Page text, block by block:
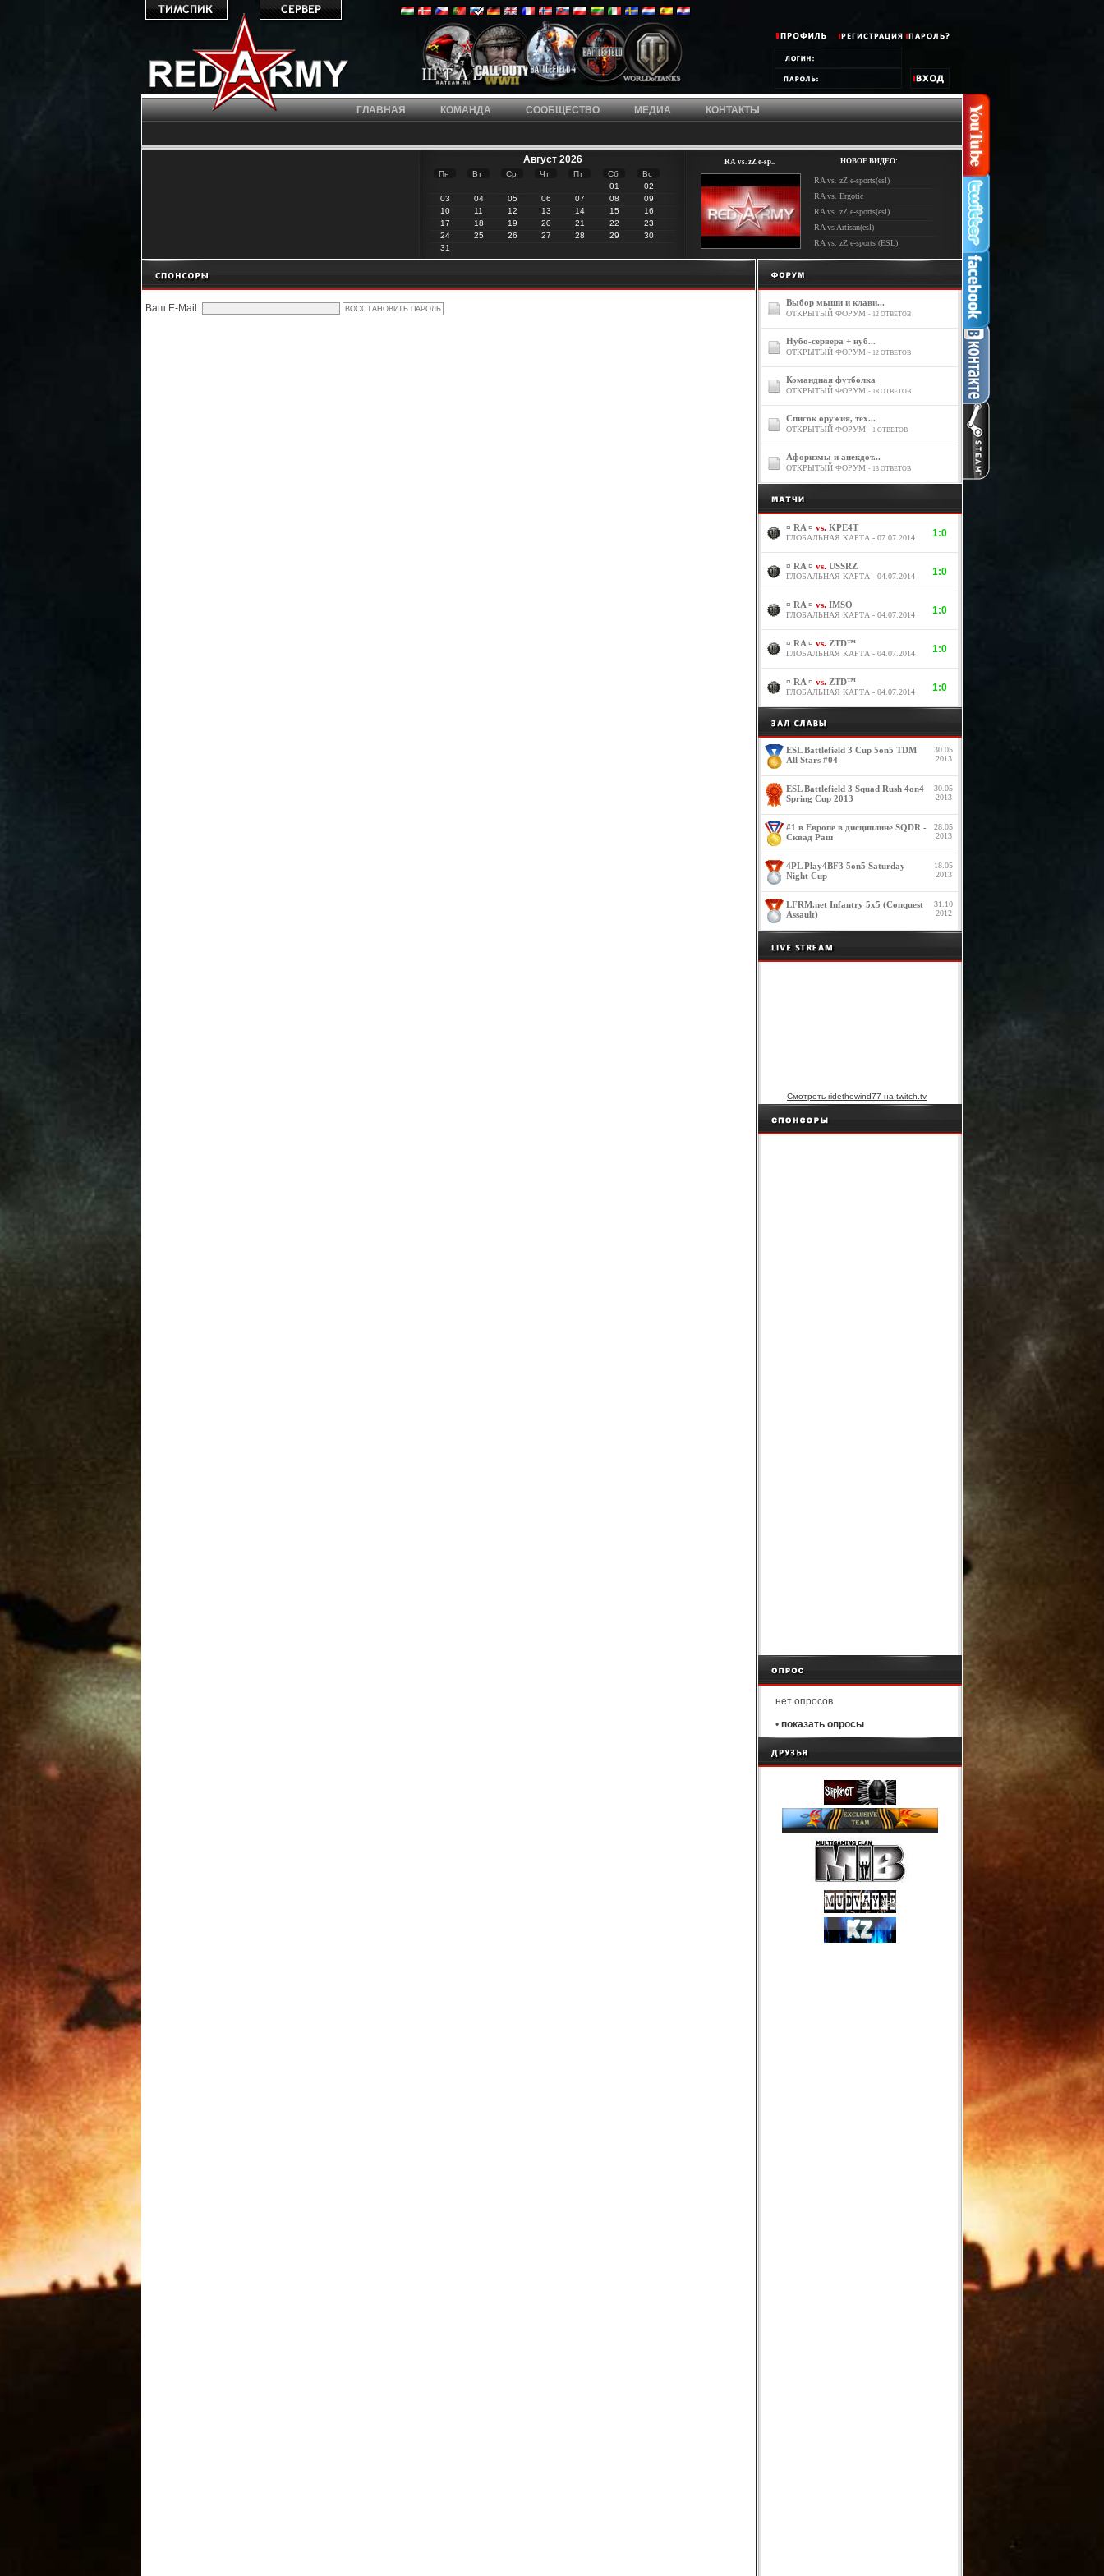
ГЛАВНАЯ КОМАНДА СООБЩЕСТВО МЕДИА КОНТАКТЫ
Август 2026
Пн Вт Ср Чт Пт Сб
Вс
01
02
03
04 05 06 07 08
09
10
11 12 13 14 15
16
17
18 19 20 21 22
23
24
25 26 27 28 29
30
31
RA vs. zZ e-sp.. НОВОЕ ВИДЕО:
RA vs. zZ e-sports(esl)
RA vs. Ergotic
RA vs. zZ e-sports(esl)
RA vs Artisan(esl)
RA vs. zZ e-sports (ESL)
Ваш E-Mail: Выбор мыши и клави...
ОТКРЫТЫЙ ФОРУМ - 12 ОТВЕТОВ
Нубо-сервера + нуб...
ОТКРЫТЫЙ ФОРУМ - 12 ОТВЕТОВ
Командная футболка
ОТКРЫТЫЙ ФОРУМ - 18 ОТВЕТОВ
Список оружия, тех...
ОТКРЫТЫЙ ФОРУМ - 1 ОТВЕТОВ
Афоризмы и анекдот...
ОТКРЫТЫЙ ФОРУМ - 13 ОТВЕТОВ
¤ RA ¤ vs. KPE4T
ГЛОБАЛЬНАЯ КАРТА - 07.07.2014 1:0
¤ RA ¤ vs. USSRZ
ГЛОБАЛЬНАЯ КАРТА - 04.07.2014 1:0
¤ RA ¤ vs. IMSO
ГЛОБАЛЬНАЯ КАРТА - 04.07.2014 1:0
¤ RA ¤ vs. ZTD™
ГЛОБАЛЬНАЯ КАРТА - 04.07.2014 1:0
¤ RA ¤ vs. ZTD™
ГЛОБАЛЬНАЯ КАРТА - 04.07.2014 1:0
ESL Battlefield 3 Cup 5on5 TDM
All Stars #04
30.05
2013
ESL Battlefield 3 Squad Rush 4on4
Spring Cup 2013
30.05
2013
#1 в Европе в дисциплине SQDR -
Сквад Раш
28.05
2013
4PL Play4BF3 5on5 Saturday
Night Cup
18.05
2013
LFRM.net Infantry 5x5 (Conquest
Assault)
31.10
2012
Смотреть ridethewind77 на twitch.tv
нет опросов
• показать опросы